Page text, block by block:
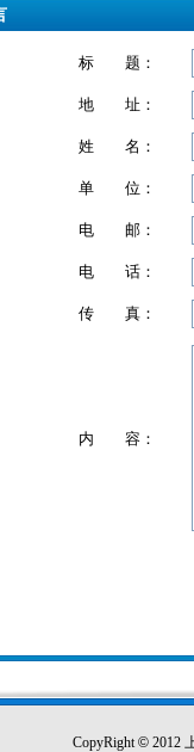
标 题：
地 址：
姓 名：
单 位：
电 邮：
电 话：
传 真：
内 容：
CopyRight© 2012